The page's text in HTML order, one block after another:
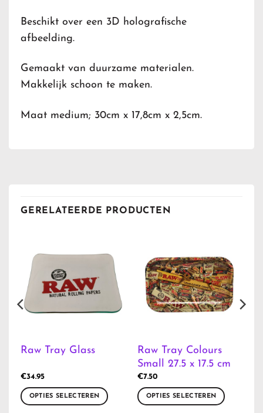
Beschikt over een 3D holografische
afbeelding.
Gemaakt van duurzame materialen.
Makkelijk schoon te maken.
Maat medium; 30cm x 17,8cm x 2,5cm.
GERELATEERDE PRODUCTEN
Raw Tray Glass
€34.95
OPTIES SELECTEREN
Raw Tray Colours
Small 27.5 x 17.5 cm
€7.50
OPTIES SELECTEREN